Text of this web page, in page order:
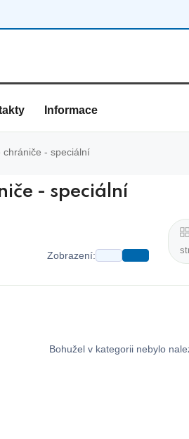
Informace
chrániče - speciální
- speciální
Zobrazení:
Bohužel v kategorii nebylo